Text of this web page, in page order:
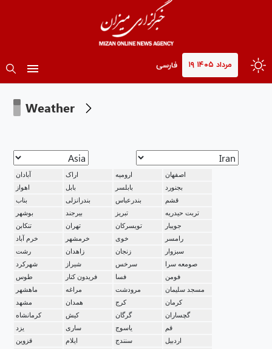
۱۹ مرداد ۱۴۰۵ فارسی
Weather
آبادان اراک ارومیه
اصفهان
اهواز
بابل بابلسر
بجنورد
بناب
بندرانزلی بندرعباس
قشم
بوشهر
بیرجند تبریز
تربت حیدریه
تنکابن
تهران تویسرکان
جویبار
خرم آباد
خرمشهر خوی
رامسر
رشت
زاهدان زنجان
سبزوار
شهرکرد
شیراز سرخس
صومعه سرا
طوس
فریدون کنار فسا
فومن
ماهشهر
مراغه مرودشت
مسجد سلیمان
مشهد
همدان کرج
کرمان
کرمانشاه
کیش گرگان
گچساران
یزد
ساری یاسوج
قم
قزوین
ایلام سنندج
اردبیل